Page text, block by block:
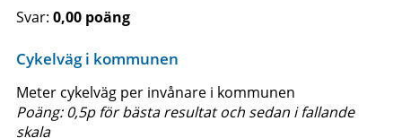
0,00 poäng
Cykelväg i kommunen
Meter cykelväg per invånare i kommunen
Poäng: 0,5p för bästa resultat och sedan i fallande
skala